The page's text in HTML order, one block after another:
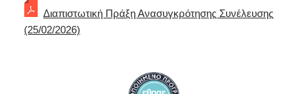
Διαπιστωτική Πράξη Ανασυγκρότησης Συνέλευσης
(25/02/2026)